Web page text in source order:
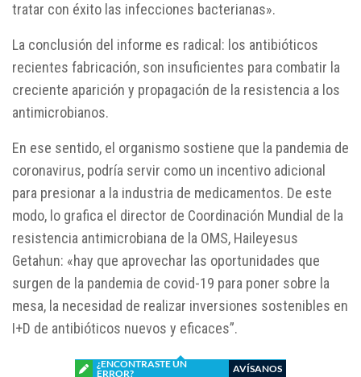
tratar con éxito las infecciones bacterianas».
La conclusión del informe es radical: los antibióticos
recientes fabricación, son insuficientes para combatir la
creciente aparición y propagación de la resistencia a los
antimicrobianos.
En ese sentido, el organismo sostiene que la pandemia de
coronavirus, podría servir como un incentivo adicional
para presionar a la industria de medicamentos. De este
modo, lo grafica el director de Coordinación Mundial de la
resistencia antimicrobiana de la OMS, Haileyesus
Getahun: «hay que aprovechar las oportunidades que
surgen de la pandemia de covid-19 para poner sobre la
mesa, la necesidad de realizar inversiones sostenibles en
I+D de antibióticos nuevos y eficaces”.
¿ENCONTRASTE UN
ERROR?
AVÍSANOS